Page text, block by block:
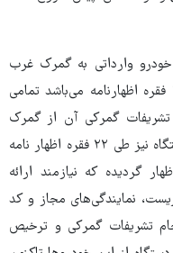
از تعداد ۱۲۳۵ دستگاه خودرو وارداتی به گمرک غرب
تهران برای تعداد ۵۲ دستگاه که شامل ۲ فقره اظهارنامه می‌باشد تمامی
گمرکی آن از گمرک
غرب تهران ترخیص شده است و ۸۴۵ دستگاه نیز طی ۲۲ فقره اظهار نامه
گردیده که نیازمند ارائه
نمایندگی‌های مجاز و کد
تشریفات گمرکی و ترخیص